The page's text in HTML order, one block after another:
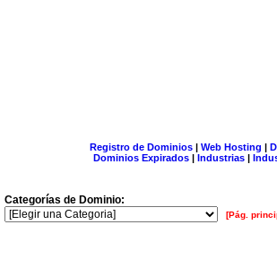
Registro de Dominios| Web Hosting |
Dominios Expirados | Industrias |
Categorías de Dominio:
[Pág.